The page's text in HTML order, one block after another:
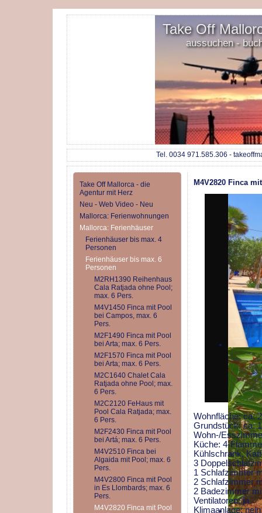
Take Off
aussuchen -
Tel. 0034 971.585.306 -
Take Off Mallorca - die
Agentur mit Herz
Neu - Web Video - Neu
Mallorca: Ferienwohnungen
Mallorca: Ferienhäuser
Ferienhäuser bis max. 4
Personen
Ferienhäuser bis max. 6
Personen
M2RH1390 Reihenhaus
Cala Ratjada ohne Pool;
max. 6 Pers.
M4V1450 Finca mit Pool
bei Campos, max. 6
Pers.
M2F1490 Finca mit Pool
bei Arta; max. 6 Pers.
M2F1570 Finca mit Pool
bei Arta; max. 6 Pers.
M2C1640 Chalet Cala
Ratjada ohne Pool; max.
6 Pers.
M2C2120 FeHaus mit
Pool Cala Ratjada; max.
6 Pers.
M2F2430 Finca mit Pool
bei Artá; max. 6 Pers.
M4V2510 Finca bei
Algaida mit Pool; max. 6
Pers.
M4V2800 Finca mit Pool
in Es Llombards; max. 6
Pers.
M4V2820 Finca mit Pool
M4V2820 Finca
Wohnfläche: ca.
Grundstück: ca.
Wohn-/
Küche: 4-
Kühlschrank,
3
1 Schlafzimmer
2 Schlafzimmer
2 Badezimmer
Ventilatoren: ja
Klimaanlage: nein